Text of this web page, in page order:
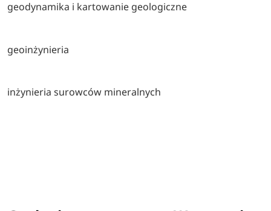
geodynamika i kartowanie geologiczne
geoinżynieria
inżynieria surowców mineralnych